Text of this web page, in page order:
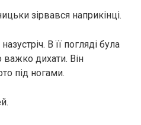
зірвався наприкінці.
В її погляді була
важко дихати. Він
під ногами.